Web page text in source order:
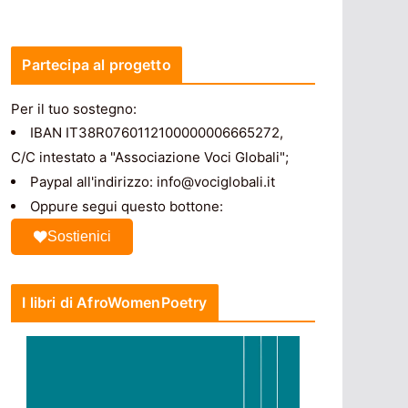
Partecipa al progetto
Per il tuo sostegno:
IBAN IT38R0760112100000006665272,
C/C intestato a "Associazione Voci Globali";
Paypal all'indirizzo: info@vociglobali.it
Oppure segui questo bottone:
Sostienici
I libri di AfroWomenPoetry